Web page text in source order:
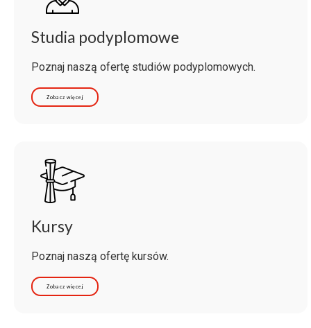
Studia podyplomowe
Poznaj naszą ofertę studiów podyplomowych.
Zobacz więcej
Kursy
Poznaj naszą ofertę kursów.
Zobacz więcej